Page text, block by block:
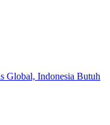
Global, Indonesia Butuh